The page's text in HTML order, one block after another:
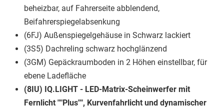
beheizbar, auf Fahrerseite abblendend,
Beifahrerspiegelabsenkung
(6FJ) Außenspiegelgehäuse in Schwarz lackiert
(3S5) Dachreling schwarz hochglänzend
(3GM) Gepäckraumboden in 2 Höhen einstellbar, für
ebene Ladefläche
(8IU) IQ.LIGHT - LED-Matrix-Scheinwerfer mit
Fernlicht ""Plus"", Kurvenfahrlicht und dynamischer